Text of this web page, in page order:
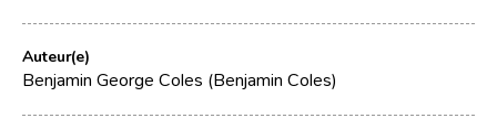
Auteur(e)
Benjamin George Coles (Benjamin Coles)